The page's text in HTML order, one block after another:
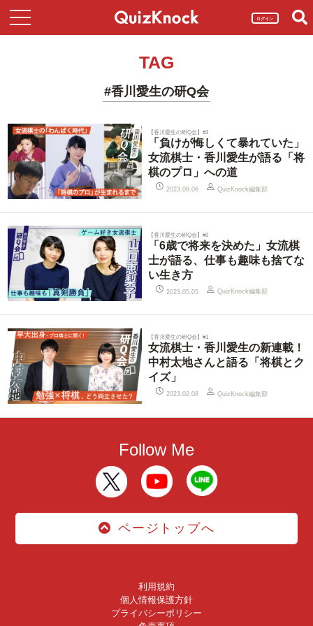
ログイン
TAG
#香川愛生の研Q会
【香川愛生の研Q会】#3
「負けが悔しくて暴れていた」
女流棋士・香川愛生が語る「将
棋のプロ」への道
2023.09.06 QuizKnock編集部
【香川愛生の研Q会】#2
「6歳で将来を決めた」女流棋
士が語る、仕事も趣味も捨てな
い生き方
2023.05.05 QuizKnock編集部
【香川愛生の研Q会】#1
女流棋士・香川愛生の新連載！
中村太地さんと語る「将棋とク
イズ」
2023.02.08 QuizKnock編集部
Follow Me
ページトップへ
利用規約
個人情報保護方針
プライバシーポリシー